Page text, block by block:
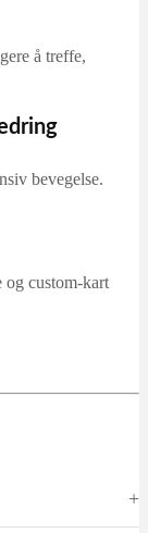
å treffe,
bevegelse.
og custom-kart